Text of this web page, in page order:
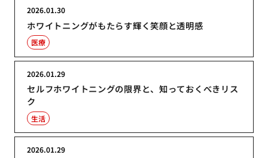
ホワイトニングがもたらす輝く笑顔と透明感
2026.01.30
医療
セルフホワイトニングの限界と、知っておくべきリス
ク
2026.01.29
生活
2026.01.29